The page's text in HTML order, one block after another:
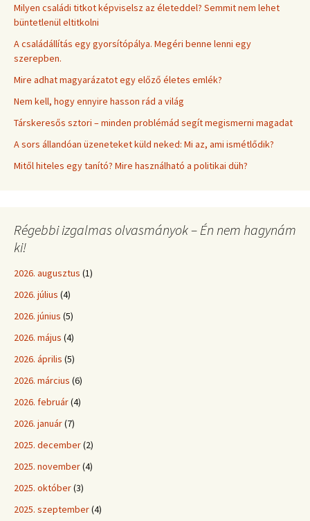
Milyen családi titkot képviselsz az életeddel? Semmit nem lehet
büntetlenül eltitkolni
A családállítás egy gyorsítópálya. Megéri benne lenni egy
szerepben.
Mire adhat magyarázatot egy előző életes emlék?
Nem kell, hogy ennyire hasson rád a világ
Társkeresős sztori – minden problémád segít megismerni magadat
A sors állandóan üzeneteket küld neked: Mi az, ami ismétlődik?
Mitől hiteles egy tanító? Mire használható a politikai düh?
Régebbi izgalmas olvasmányok – Én nem hagynám
ki!
2026. augusztus (1)
2026. július (4)
2026. június (5)
2026. május (4)
2026. április (5)
2026. március (6)
2026. február(4)
2026. január(7)
2025. december(2)
2025. november(4)
2025. október(3)
2025. szeptember(4)